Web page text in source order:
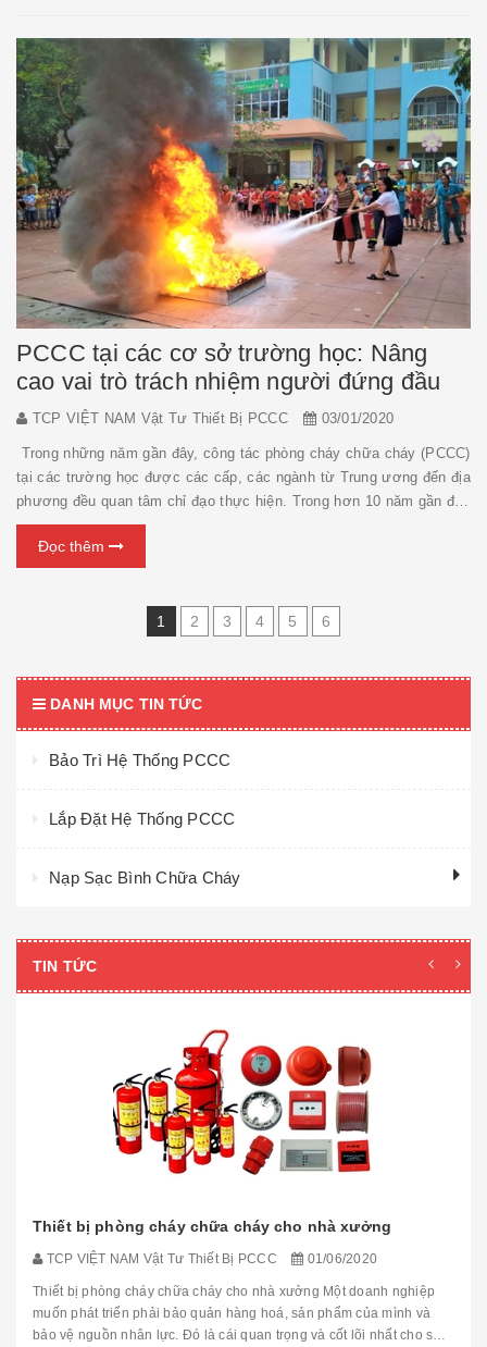
PCCC tại các cơ sở trường học: Nâng
cao vai trò trách nhiệm người đứng đầu
TCP VIỆT NAM Vật Tư Thiết Bị PCCC 03/01/2020
Trong những năm gần đây, công tác phòng cháy chữa cháy (PCCC)
tại các trường học được các cấp, các ngành từ Trung ương đến địa
phương đều quan tâm chỉ đạo thực hiện. Trong hơn 10 năm gần đây
( từ năm 2001 đến nay) trên địa bàn thành phố Hải Phòng chưa xảy
ra cháy, nổ trong các cơ sở trường ...
Đọc thêm
1 2 3 4 5 6
DANH MỤC TIN TỨC
Bảo Trì Hệ Thống PCCC
Lắp Đặt Hệ Thống PCCC
Nạp Sạc Bình Chữa Cháy
TIN TỨC
Thiết bị phòng cháy chữa cháy cho nhà xưởng
TCP VIỆT NAM Vật Tư Thiết Bị PCCC 01/06/2020
Thiết bị phòng cháy chữa cháy cho nhà xưởng Một doanh nghiệp
muốn phát triển phải bảo quản hàng hoá, sản phẩm của mình và
bảo vệ nguồn nhân lực. Đó là cái quan trọng và cốt lõi nhất cho sự